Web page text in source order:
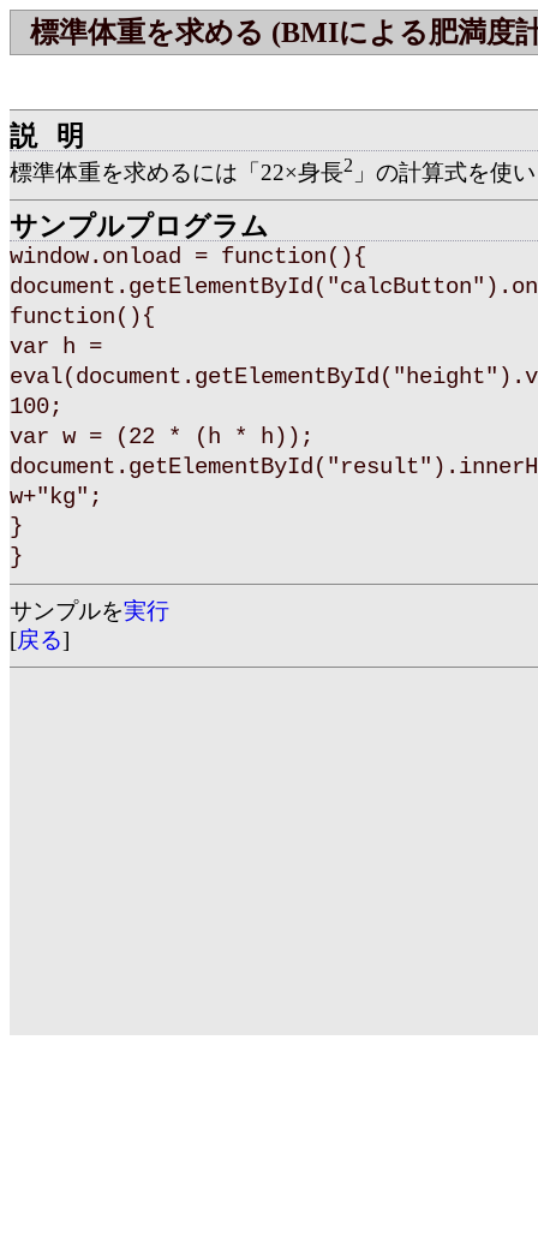
標準体重を求める (BMIによる肥満度
説明
標準体重を求めるには「22×身長2 」の計算式を使
サンプルプログラム
window.onload = function(){
function(){
var h =
100;
var w = (22 * (h * h));
w+"kg";
}
}
サンプルを実行
[戻る]